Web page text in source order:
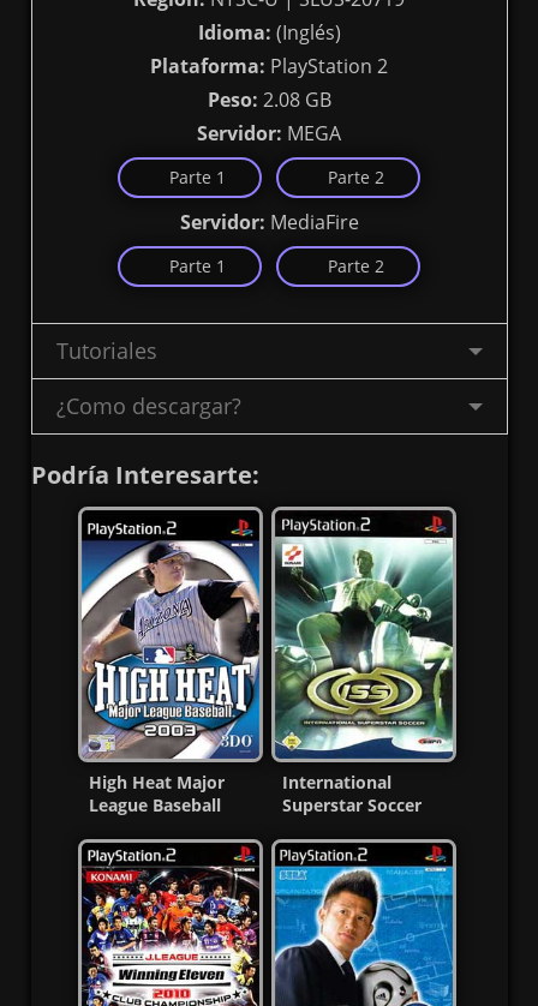
Idioma: (Inglés)
Plataforma: PlayStation 2
Peso: 2.08 GB
Servidor: MEGA
Parte 1 Parte 2
Servidor: MediaFire
Parte 1 Parte 2
Tutoriales
¿Como descargar?
Podría Interesarte:
High Heat Major
League Baseball
MF]
International
Superstar Soccer
MG-MF